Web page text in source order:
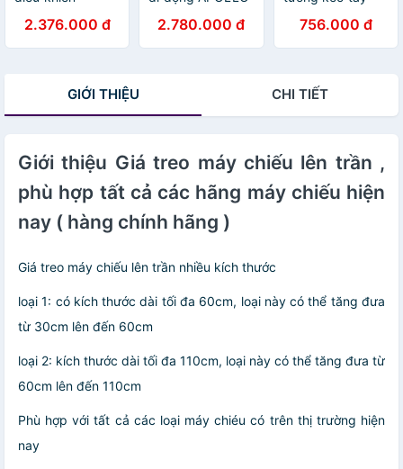
Prima chính hãng
kích thước 85
2.376.000 đ
nhiều kích thước
50-120 inch -
2.780.000 đ
kích thước từ 84
inch đến 150inch
756.000 đ
GIỚI THIỆU CHI TIẾT
Giới thiệu Giá treo máy chiếu lên trần ,
phù hợp tất cả các hãng máy chiếu hiện
nay ( hàng chính hãng )
Giá treo máy chiếu lên trần nhiều kích thước
loại 1: có kích thước dài tối đa 60cm, loại này có thể tăng đưa
từ 30cm lên đến 60cm
loại 2: kích thước dài tối đa 110cm, loại này có thể tăng đưa từ
60cm lên đến 110cm
Phù hợp với tất cả các loại máy chiéu có trên thị trường hiện
nay